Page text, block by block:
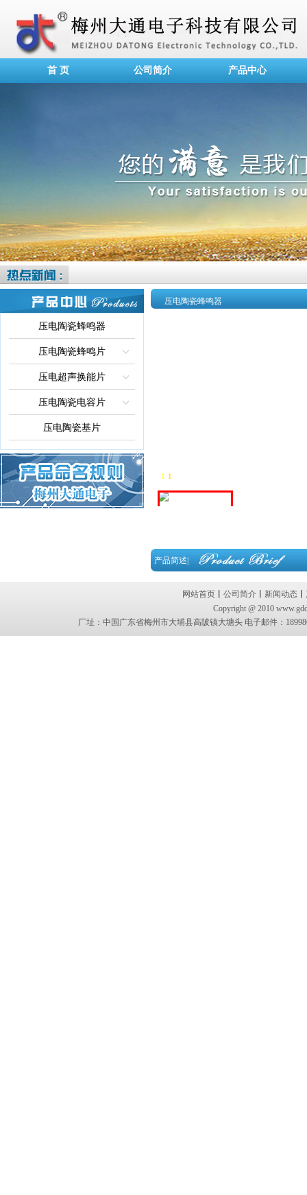
首 页 公司简介 产品中心
压电陶瓷蜂鸣器
压电陶瓷蜂鸣片
压电超声换能片
压电陶瓷电容片
压电陶瓷基片
压电陶瓷蜂鸣器
1 1
产品简述|
网站首页 公司简介 新闻动态
Copyright @ 2010
厂址：中国广东省梅州市大埔县高陂镇大塘头 电子邮件：